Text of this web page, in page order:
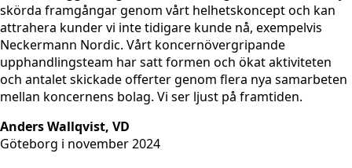
skörda framgångar genom vårt helhetskoncept och kan
attrahera kunder vi inte tidigare kunde nå, exempelvis
Neckermann Nordic. Vårt koncernövergripande
upphandlingsteam har satt formen och ökat aktiviteten
och antalet skickade offerter genom flera nya samarbeten
mellan koncernens bolag. Vi ser ljust på framtiden.
Anders Wallqvist, VD
Göteborg i november 2024